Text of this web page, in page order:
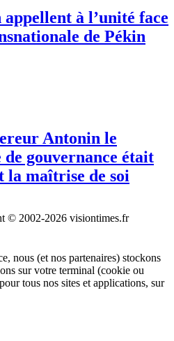
à l’unité face
de Pékin
Antonin le
de gouvernance était
la maîtrise de soi
© 2002-2026 visiontimes.fr
nous (et nos partenaires) stockons
sur votre terminal (cookie ou
tous nos sites et applications, sur